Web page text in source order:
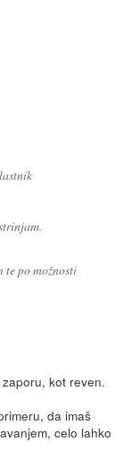
po možnosti
kot reven.
da imaš
celo lahko